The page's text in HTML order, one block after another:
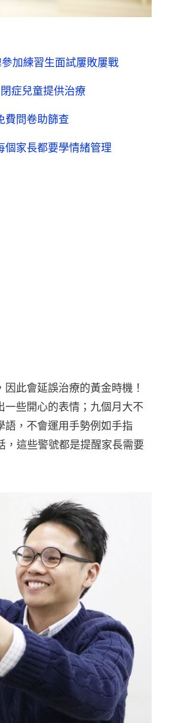
加練習生面試屢敗屢戰
症兒童提供治療
費問卷助篩查
個家長都要學情緒管理
此會延誤治療的黃金時機！
些開心的表情；九個月大不
，不會運用手勢例如手指
，這些警號都是提醒家長需要